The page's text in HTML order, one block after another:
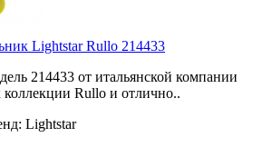
Lightstar Rullo 214433
214433 от итальянской компании
коллекции Rullo и отлично..
Lightstar